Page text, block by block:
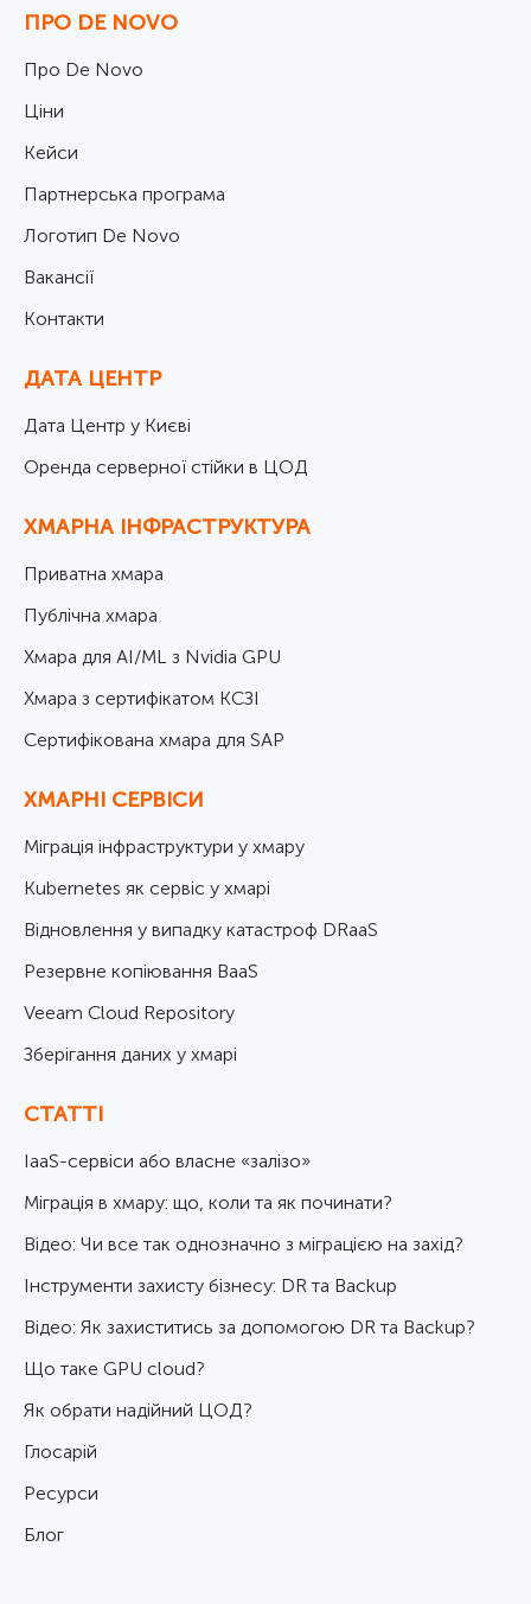
ПРО DE NOVO
Про De Novo
Ціни
Кейси
Партнерська програма
Логотип De Novo
Вакансії
Контакти
ДАТА ЦЕНТР
Дата Центр у Києві
Оренда серверної стійки в ЦОД
ХМАРНА ІНФРАСТРУКТУРА
Приватна хмара
Публічна хмара
Хмара для AI/ML з Nvidia GPU
Хмара з сертифікатом КСЗІ
Cертифікована хмара для SAP
ХМАРНІ СЕРВІСИ
Міграція інфраструктури у хмару
Kubernetes як сервіс у хмарі
Відновлення у випадку катастроф DRaaS
Резервне копіювання BaaS
Veeam Cloud Repository
Зберігання даних у хмарі
СТАТТІ
IaaS-сервіси або власне «залізо»
Міграція в хмару: що, коли та як починати?
Відео: Чи все так однозначно з міграцією на захід?
Інструменти захисту бізнесу: DR та Backup
Відео: Як захиститись за допомогою DR та Backup?
Що таке GPU cloud?
Як обрати надійний ЦОД?
Глосарій
Ресурси
Блог